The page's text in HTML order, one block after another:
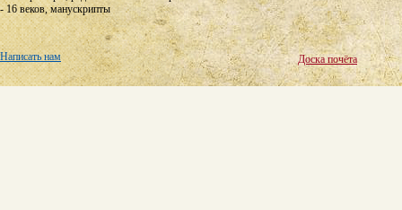
- 16 веков, манускрипты
Написать нам Доска почёта